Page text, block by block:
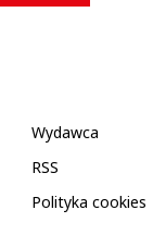
Wydawca
RSS
Polityka cookies